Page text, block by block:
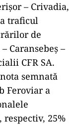
– Crivadia,
traficul
de
Caransebeș –
CFR SA.
semnată
Feroviar a
respectiv, 25%